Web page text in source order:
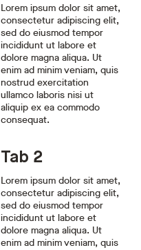
Lorem ipsum dolor sit amet,
consectetur adipiscing elit,
sed do eiusmod tempor
incididunt ut labore et
dolore magna aliqua. Ut
enim ad minim veniam, quis
nostrud exercitation
ullamco laboris nisi ut
aliquip ex ea commodo
consequat.
Tab 2
Lorem ipsum dolor sit amet,
consectetur adipiscing elit,
sed do eiusmod tempor
incididunt ut labore et
dolore magna aliqua. Ut
enim ad minim veniam, quis